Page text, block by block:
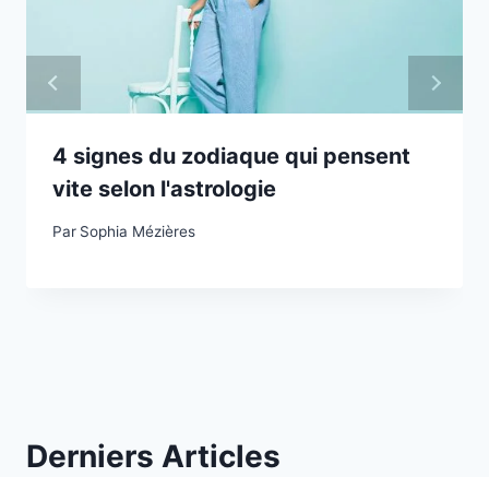
4 signes du zodiaque qui pensent
vite selon l'astrologie
Par Sophia Mézières
Derniers Articles